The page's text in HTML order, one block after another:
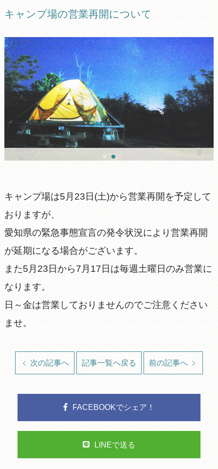
キャンプ場の営業再開について
キャンプ場は5月23日(土)から営業再開を予定して
おりますが、
愛知県の緊急事態宣言の発令状況により営業再開
が延期になる場合がございます。
また5月23日から7月17日は毎週土曜日のみ営業に
なります。
日～金は営業しておりませんのでご注意ください
ませ。
次の記事へ 記事一覧へ戻る 前の記事へ
FACEBOOKでシェア！
LINEで送る